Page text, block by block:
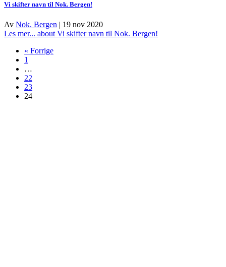
Vi skifter navn til Nok. Bergen!
Av Nok. Bergen | 19 nov 2020
Les mer... about Vi skifter navn til Nok. Bergen!
« Forrige
1
…
22
23
24